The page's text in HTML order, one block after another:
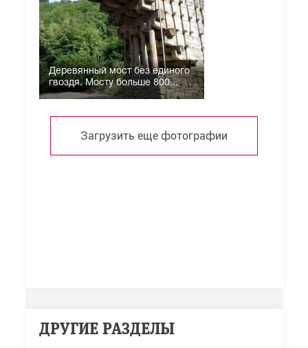
Деревянный мост без единого
гвоздя. Мосту больше 800...
Загрузить еще фотографии
ДРУГИЕ РАЗДЕЛЫ